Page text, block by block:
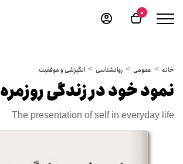
0
خانه عمومی روانشناسی انگیزشی و موفقیت
نمود خود در زندگی روزمره
The presentation of self in everyday life